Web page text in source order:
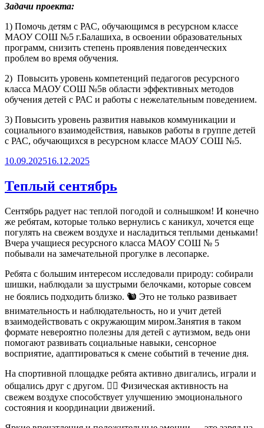
Задачи проекта:
1) Помочь детям с РАС, обучающимся в ресурсном классе
МАОУ СОШ №5 г.Балашиха, в освоении образовательных
программ, снизить степень проявления поведенческих
проблем во время обучения.
2) Повысить уровень компетенций педагогов ресурсного
класса МАОУ СОШ №5в области эффективных методов
обучения детей с РАС и работы с нежелательным поведением.
3) Повысить уровень развития навыков коммуникации и
социального взаимодействия, навыков работы в группе детей
с РАС, обучающихся в ресурсном классе МАОУ СОШ №5.
Опубликовано
10.09.202516.12.2025
Теплый сентябрь
Сентябрь радует нас теплой погодой и солнышком! И конечно
же ребятам, которые только вернулись с каникул, хочется еще
погулять на свежем воздухе и насладиться теплыми деньками!
Вчера учащиеся ресурсного класса МАОУ СОШ № 5
побывали на замечательной прогулке в лесопарке.
Ребята с большим интересом исследовали природу: собирали
шишки, наблюдали за шустрыми белочками, которые совсем
не боялись подходить близко. 🐿 Это не только развивает
внимательность и наблюдательность, но и учит детей
взаимодействовать с окружающим миром.Занятия в таком
формате невероятно полезны для детей с аутизмом, ведь они
помогают развивать социальные навыки, сенсорное
восприятие, адаптироваться к смене событий в течение дня.
На спортивной площадке ребята активно двигались, играли и
общались друг с другом. 🏃‍♂ Физическая активность на
свежем воздухе способствует улучшению эмоционального
состояния и координации движений.